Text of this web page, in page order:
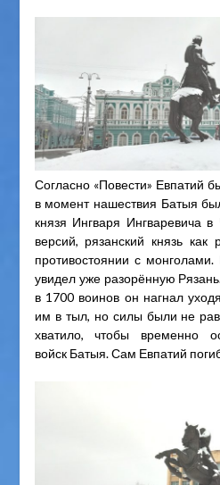
Согласно «Повести» Евпатий
в момент нашествия Батыя
князя Ингваря Ингваревича
версий, рязанский князь
противостоянии с монголами.
увидел уже разорённую
в 1700 воинов он нагнал
им в тыл, но силы были не
хватило, чтобы временно
войск Батыя. Сам Евпатий